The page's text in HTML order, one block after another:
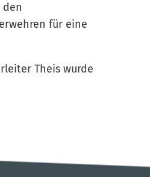
den
für eine
Theis wurde